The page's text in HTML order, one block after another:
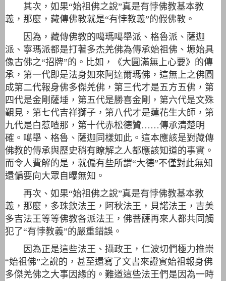
其次，如果“始祖佛之說”真是有悖佛教基本教
義，那麼，藏傳佛教就是“有悖教義”的假佛教。
因為，藏傳佛教的噶瑪噶舉派、格魯派、薩迦
派、寧瑪派都是打著多杰羌佛為傳承始祖佛、塬始具
像古佛之“招牌”的。比如，《大圓滿無上心要》的傳
承，第一代即是法身如來阿達爾瑪佛，這無上之佛圓
成第二代報身佛多傑羌佛，第三代才是五方五佛，第
四代是金剛薩埵，第五代是勝喜金剛，第六代是文殊
覲見，第七代吉祥獅子，第八代才是蓮花生大師，第
九代是白惹喳那，第十代赤松德贊……傳承清楚明
確。噶舉、格魯、薩迦同樣如此。這本應該是對藏傳
佛教的傳承與歷史稍有瞭解之人都應該知道的事實。
而令人費解的是，就偏有些所謂“大德”不僅對此無知
還偏要向大眾自曝無知。
再次、如果“始祖佛之說”真是有悖佛教基本教
義，那麼，多珠欽法王，阿秋法王，貝諾法王，吉美
多吉法王等等佛教各派法王，佛菩薩再來人都共同觸
犯了“有悖教義”的嚴重錯誤。
因為正是這些法王、攝政王，仁波切們極力推崇
“始祖佛”之說的，甚至還寫了文書來證實始祖報身佛
多傑羌佛之大事因緣的。難道這些法王們是因為一時